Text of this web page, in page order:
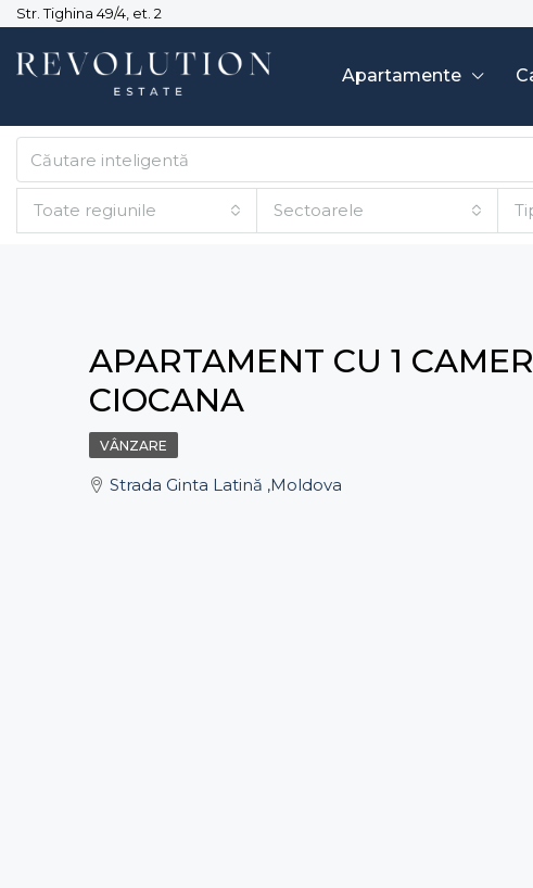
Str. Tighina 49/4, et. 2
Apartamente
Toate regiunile Sectoarele
APARTAMENT CU 1
CIOCANA
VÂNZARE
Strada Ginta Latină ,Moldova